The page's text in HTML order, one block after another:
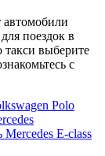
автомобили
поездок в
выберите
с